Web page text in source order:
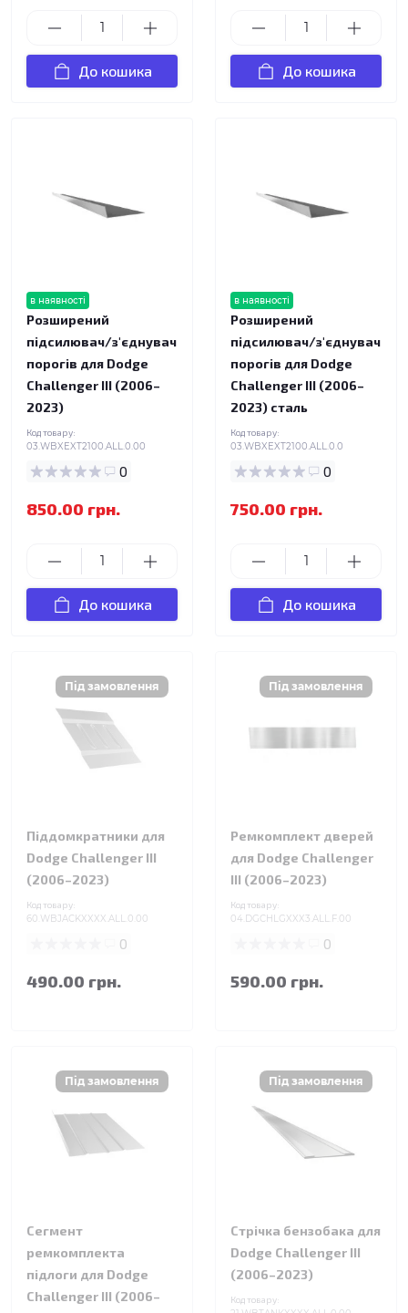
До кошика До кошика
в наявності
Розширений
підсилювач/з'єднувач
порогів для Dodge
Challenger III (2006–
2023)
Код товару:
03.WBXEXT2100.ALL.0.00
0
850.00 грн.
До кошика
в наявності
Розширений
підсилювач/з'єднувач
порогів для Dodge
Challenger III (2006–
2023) сталь
Код товару:
03.WBXEXT2100.ALL.0.0
0
750.00 грн.
До кошика
Піддомкратники для
Dodge Challenger III
(2006–2023)
Код товару:
60.WBJACKXXXX.ALL.0.00
0
490.00 грн.
Ремкомплект дверей
для Dodge Challenger
III (2006–2023)
Код товару:
04.DGCHLGXXX3.ALL.F.00
0
590.00 грн.
Сегмент
ремкомплекта
підлоги для Dodge
Challenger III (2006–
Стрічка бензобака для
Dodge Challenger III
(2006–2023)
Код товару: